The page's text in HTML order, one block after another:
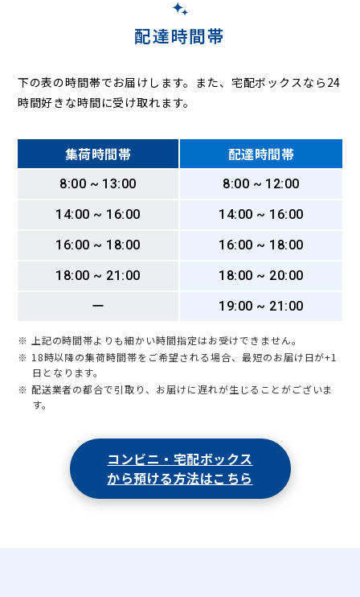
配達時間帯
下の表の時間帯でお届けします。また、宅配ボックスなら24
時間好きな時間に受け取れます。
集荷時間帯 配達時間帯
8:00 ~ 13:00
8:00 ~ 12:00
14:00 ~ 16:00
14:00 ~ 16:00
16:00 ~ 18:00
16:00 ~ 18:00
18:00 ~ 21:00
18:00 ~ 20:00
ー
19:00 ~ 21:00
※ 上記の時間帯よりも細かい時間指定はお受けできません。
※ 18時以降の集荷時間帯をご希望される場合、最短のお届け日が+1
日となります。
※ 配送業者の都合で引取り、お届けに遅れが生じることがございま
す。
コンビニ・宅配ボックス
から預ける方法はこちら